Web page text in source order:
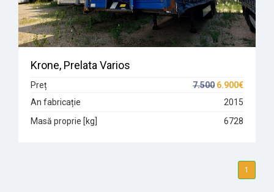
Krone, Prelata Varios
Preț 7.500 6.900€
An fabricație
2015
Masă proprie [kg]
6728
1